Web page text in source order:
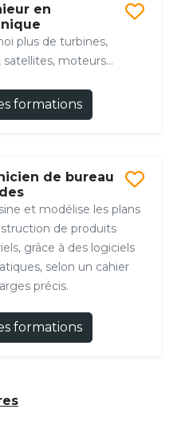
en
plus de turbines,
satellites, moteurs...
formations
de bureau
et modélise les plans
de produits
grâce à des logiciels
selon un cahier
précis.
formations